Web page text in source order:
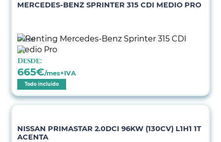
MERCEDES-BENZ SPRINTER 315 CDI MEDIO PRO
Diésel
Desde:
665€/mes+IVA
Todo incluido
NISSAN PRIMASTAR 2.0DCI 96KW (130CV) L1H1 1T
ACENTA